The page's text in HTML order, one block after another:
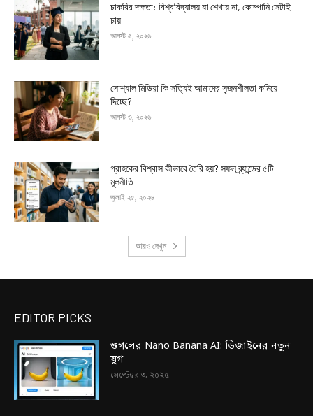
চাকরির দক্ষতা: বিশ্ববিদ্যালয় যা শেখায় না, কোম্পানি সেটাই
চায়
আগস্ট ৫, ২০২৬
সোশ্যাল মিডিয়া কি সত্যিই আমাদের সৃজনশীলতা কমিয়ে
দিচ্ছে?
আগস্ট ৩, ২০২৬
গ্রাহকের বিশ্বাস কীভাবে তৈরি হয়? সফল ব্র্যান্ডের ৫টি
মূলনীতি
জুলাই ২৫, ২০২৬
আরও দেখুন
EDITOR PICKS
গুগলের Nano Banana AI: ডিজাইনের নতুন
যুগ
সেপ্টেম্বর ৩, ২০২৫